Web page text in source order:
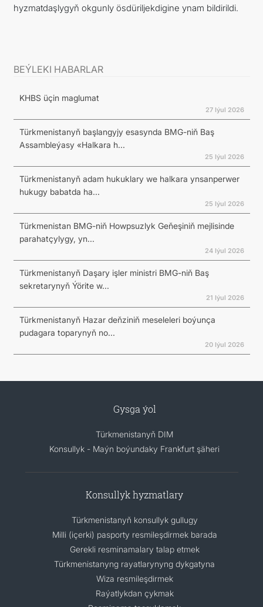
hyzmatdaşlygyň okgunly ösdüriljekdigine ynam bildirildi.
BEÝLEKI HABARLAR
KHBS üçin maglumat
27 Iýul 2026
Türkmenistanyň başlangyjy esasynda BMG-niň Baş
Assambleýasy «Halkara h...
25 Iýul 2026
Türkmenistanyň adam hukuklary we halkara ynsanperwer
hukugy babatda ha...
25 Iýul 2026
Türkmenistan BMG-niň Howpsuzlyk Geňeşiniň mejlisinde
parahatçylygy, yn...
24 Iýul 2026
Türkmenistanyň Daşary işler ministri BMG-niň Baş
sekretarynyň Ýörite w...
21 Iýul 2026
Türkmenistanyň Hazar deňziniň meseleleri boýunça
pudagara toparynyň no...
20 Iýul 2026
Gysga ýol
Türkmenistanyň DIM
Konsullyk - Maýn boýundaky Frankfurt şäheri
Konsullyk hyzmatlary
Türkmenistanyň konsullyk gullugy
Milli (içerki) pasporty resmileşdirmek barada
Gerekli resminamalary talap etmek
Türkmenistanyng rayatlarynyng dykgatyna
Wiza resmileşdirmek
Raýatlykdan çykmak